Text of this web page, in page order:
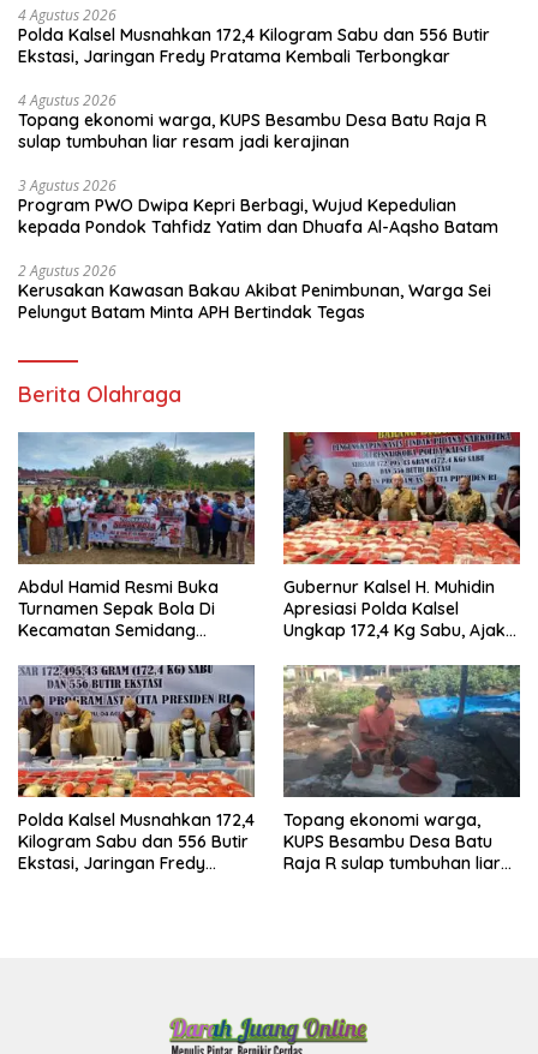
4 Agustus 2026
Polda Kalsel Musnahkan 172,4 Kilogram Sabu dan 556 Butir
Ekstasi, Jaringan Fredy Pratama Kembali Terbongkar
4 Agustus 2026
Topang ekonomi warga, KUPS Besambu Desa Batu Raja R
sulap tumbuhan liar resam jadi kerajinan
3 Agustus 2026
Program PWO Dwipa Kepri Berbagi, Wujud Kepedulian
kepada Pondok Tahfidz Yatim dan Dhuafa Al-Aqsho Batam
2 Agustus 2026
Kerusakan Kawasan Bakau Akibat Penimbunan, Warga Sei
Pelungut Batam Minta APH Bertindak Tegas
Berita Olahraga
Abdul Hamid Resmi Buka
Turnamen Sepak Bola Di
Kecamatan Semidang
Menyambut HUT RI Ke-81
Tahun 2026
Gubernur Kalsel H. Muhidin
Apresiasi Polda Kalsel
Ungkap 172,4 Kg Sabu, Ajak
Narkoba
Polda Kalsel Musnahkan 172,4
Kilogram Sabu dan 556 Butir
Ekstasi, Jaringan Fredy
Topang ekonomi warga,
KUPS Besambu Desa Batu
Raja R sulap tumbuhan liar